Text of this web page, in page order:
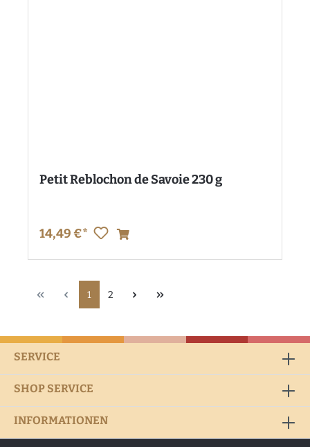
Petit Reblochon de Savoie 230 g
14,49 €*
1 2
SERVICE
SHOP SERVICE
INFORMATIONEN